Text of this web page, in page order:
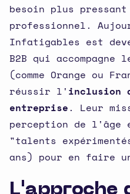
besoin plus pressant
professionnel.
Infatigables est
B2B qui accompagne
(comme Orange ou
réussir l' inclusion
entreprise. Leur
perception de
"talents
ans) pour en faire
L'approche